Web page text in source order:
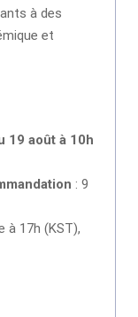
à des
et
19 août à 10h
: 9
à 17h (KST),